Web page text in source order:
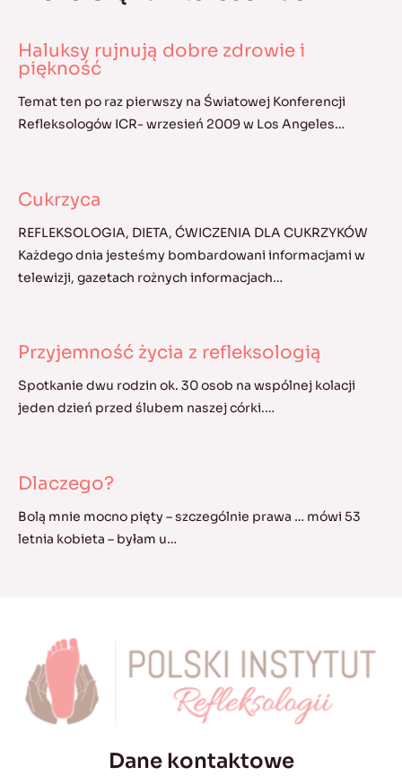
Haluksy rujnują dobre zdrowie i
piękność
Temat ten po raz pierwszy na Światowej Konferencji
Refleksologów ICR- wrzesień 2009 w Los Angeles…
Cukrzyca
REFLEKSOLOGIA, DIETA, ĆWICZENIA DLA CUKRZYKÓW
Każdego dnia jesteśmy bombardowani informacjami w
telewizji, gazetach rożnych informacjach…
Przyjemność życia z refleksologią
Spotkanie dwu rodzin ok. 30 osob na wspólnej kolacji
jeden dzień przed ślubem naszej córki.…
Dlaczego?
Bolą mnie mocno pięty – szczególnie prawa … mówi 53
letnia kobieta – byłam u…
Dane kontaktowe